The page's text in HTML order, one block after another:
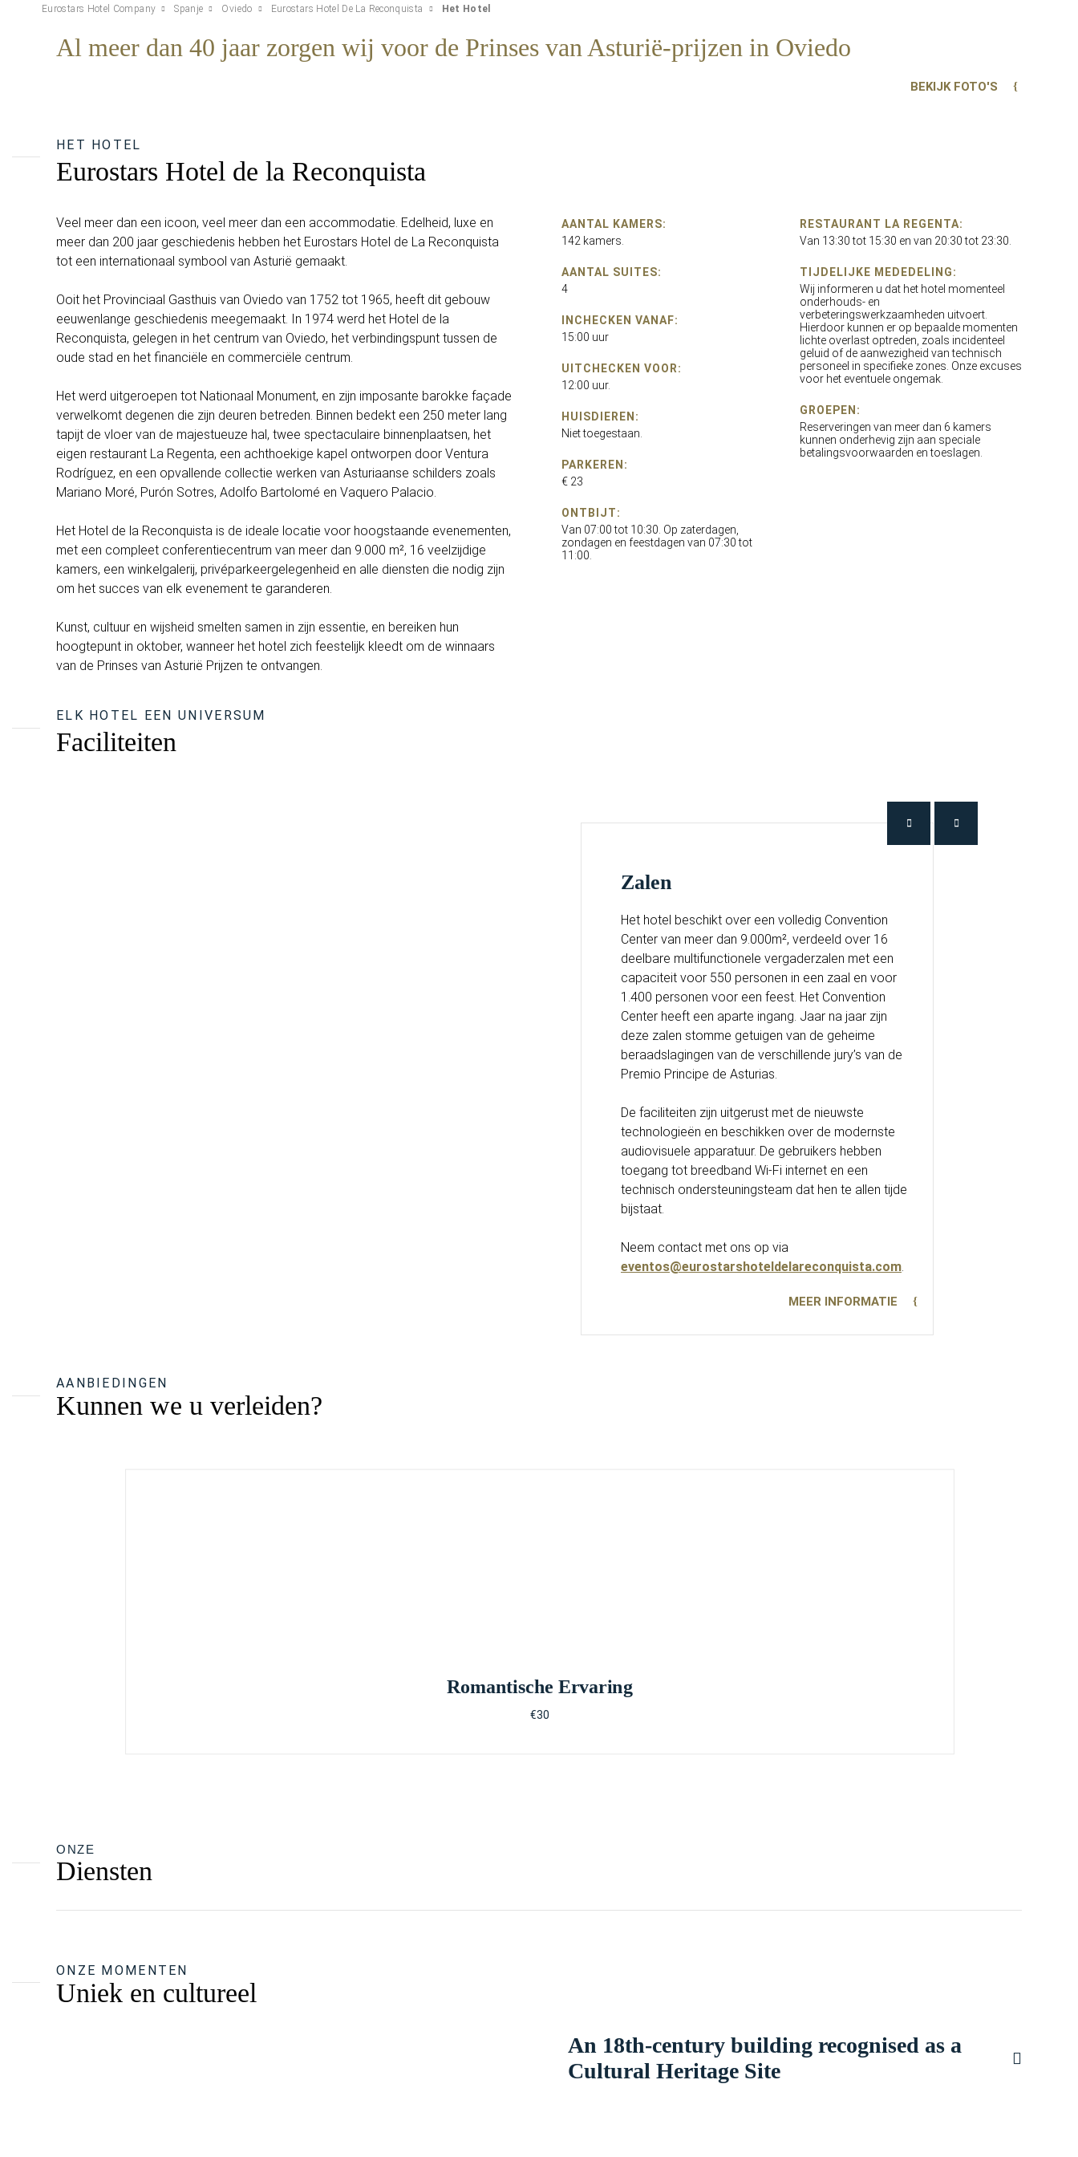
Eurostars Hotel Company Spanje Oviedo Eurostars Hotel De La Reconquista Het Hotel
Al meer dan 40 jaar zorgen wij voor de Prinses van Asturië-prijzen in Oviedo
BEKIJK FOTO'S
HET HOTEL
Eurostars Hotel de la Reconquista
Veel meer dan een icoon, veel meer dan een accommodatie. Edelheid, luxe en
meer dan 200 jaar geschiedenis hebben het Eurostars Hotel de La Reconquista
tot een internationaal symbool van Asturië gemaakt.
Ooit het Provinciaal Gasthuis van Oviedo van 1752 tot 1965, heeft dit gebouw
eeuwenlange geschiedenis meegemaakt. In 1974 werd het Hotel de la
Reconquista, gelegen in het centrum van Oviedo, het verbindingspunt tussen de
oude stad en het financiële en commerciële centrum.
Het werd uitgeroepen tot Nationaal Monument, en zijn imposante barokke façade
verwelkomt degenen die zijn deuren betreden. Binnen bedekt een 250 meter lang
tapijt de vloer van de majestueuze hal, twee spectaculaire binnenplaatsen, het
eigen restaurant La Regenta, een achthoekige kapel ontworpen door Ventura
Rodríguez, en een opvallende collectie werken van Asturiaanse schilders zoals
Mariano Moré, Purón Sotres, Adolfo Bartolomé en Vaquero Palacio.
Het Hotel de la Reconquista is de ideale locatie voor hoogstaande evenementen,
met een compleet conferentiecentrum van meer dan 9.000 m², 16 veelzijdige
kamers, een winkelgalerij, privéparkeergelegenheid en alle diensten die nodig zijn
om het succes van elk evenement te garanderen.
Kunst, cultuur en wijsheid smelten samen in zijn essentie, en bereiken hun
hoogtepunt in oktober, wanneer het hotel zich feestelijk kleedt om de winnaars
van de Prinses van Asturië Prijzen te ontvangen.
AANTAL KAMERS:
142 kamers.
AANTAL SUITES:
4
INCHECKEN VANAF:
15:00 uur
UITCHECKEN VOOR:
12:00 uur.
HUISDIEREN:
Niet toegestaan.
PARKEREN:
€ 23
ONTBIJT:
Van 07:00 tot 10:30. Op zaterdagen,
zondagen en feestdagen van 07:30 tot
11:00.
RESTAURANT LA REGENTA:
Van 13:30 tot 15:30 en van 20:30 tot 23:30.
TIJDELIJKE MEDEDELING:
Wij informeren u dat het hotel momenteel
onderhouds- en
verbeteringswerkzaamheden uitvoert.
Hierdoor kunnen er op bepaalde momenten
lichte overlast optreden, zoals incidenteel
geluid of de aanwezigheid van technisch
personeel in specifieke zones. Onze excuses
voor het eventuele ongemak.
GROEPEN:
Reserveringen van meer dan 6 kamers
kunnen onderhevig zijn aan speciale
betalingsvoorwaarden en toeslagen.
ELK HOTEL EEN UNIVERSUM
Faciliteiten
Zalen
Het hotel beschikt over een volledig Convention
Center van meer dan 9.000m², verdeeld over 16
deelbare multifunctionele vergaderzalen met een
capaciteit voor 550 personen in een zaal en voor
1.400 personen voor een feest. Het Convention
Center heeft een aparte ingang. Jaar na jaar zijn
deze zalen stomme getuigen van de geheime
beraadslagingen van de verschillende jury’s van de
Premio Principe de Asturias.
De faciliteiten zijn uitgerust met de nieuwste
technologieën en beschikken over de modernste
audiovisuele apparatuur. De gebruikers hebben
toegang tot breedband Wi-Fi internet en een
technisch ondersteuningsteam dat hen te allen tijde
bijstaat.
Neem contact met ons op via
eventos@eurostarshoteldelareconquista.com.
MEER INFORMATIE
AANBIEDINGEN
Kunnen we u verleiden?
Romantische Ervaring
€30
ONZE
Diensten
ONZE MOMENTEN
Uniek en cultureel
An 18th-century building recognised as a
Cultural Heritage Site